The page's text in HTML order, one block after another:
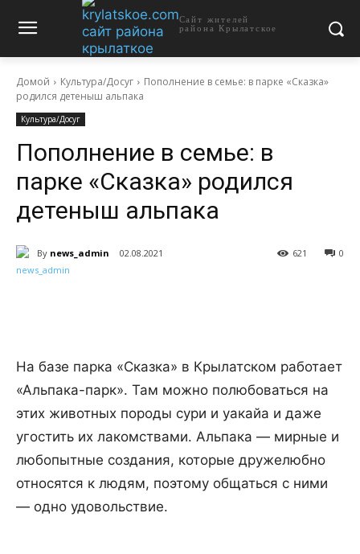
Сайт жителей
района Крылатское
Домой Культура/Досуг
Пополнение в семье: в парке «Сказка»
родился детеныш альпака
Культура/Досуг
Пополнение в семье: в
парке «Сказка» родился
детеныш альпака
By news_admin 02.08.2021 0
621
На базе парка «Сказка» в Крылатском работает
«Альпака-парк». Там можно полюбоваться на
этих животных породы сури и уакайа и даже
угостить их лакомствами. Альпака — мирные и
любопытные создания, которые дружелюбно
относятся к людям, поэтому общаться с ними
— одно удовольствие.